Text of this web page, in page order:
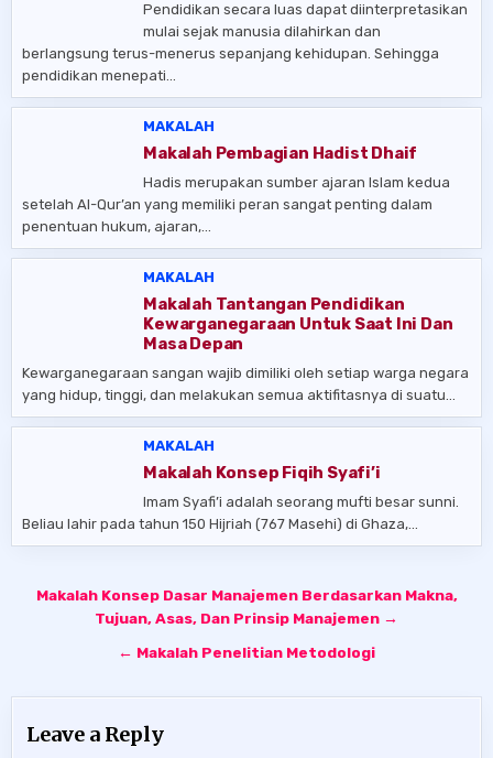
Pendidikan secara luas dapat diinterpretasikan
mulai sejak manusia dilahirkan dan
berlangsung terus-menerus sepanjang kehidupan. Sehingga
pendidikan menepati…
MAKALAH
Makalah Pembagian Hadist Dhaif
Hadis merupakan sumber ajaran Islam kedua
setelah Al-Qur’an yang memiliki peran sangat penting dalam
penentuan hukum, ajaran,…
MAKALAH
Makalah Tantangan Pendidikan
Kewarganegaraan Untuk Saat Ini Dan
Masa Depan
Kewarganegaraan sangan wajib dimiliki oleh setiap warga negara
yang hidup, tinggi, dan melakukan semua aktifitasnya di suatu…
MAKALAH
Makalah Konsep Fiqih Syafi’i
Imam Syafi’i adalah seorang mufti besar sunni.
Beliau lahir pada tahun 150 Hijriah (767 Masehi) di Ghaza,…
Post
navigation
Makalah Konsep Dasar Manajemen Berdasarkan Makna,
Tujuan, Asas, Dan Prinsip Manajemen →
← Makalah Penelitian Metodologi
Leave a Reply